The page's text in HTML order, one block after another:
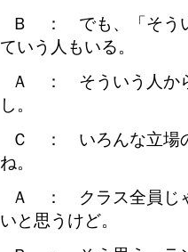
Ｂ ： でも、「そう
ていう人もいる。
Ａ ： そういう人か
し。
Ｃ ： いろんな立場
ね。
Ａ ： クラス全員じ
いと思うけど。